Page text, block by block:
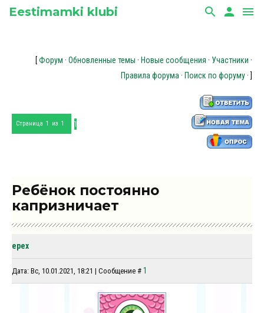
Eestimamki klubi search person menu
[Форум · Обновленные темы · Новые сообщения · Участники ·
Правила форума · Поиск по форуму · ]
Страница 1 из 1 1
Ребёнок постоянно
капризничает
epex
Дата: Вс, 10.01.2021, 18:21 | Сообщение # 1